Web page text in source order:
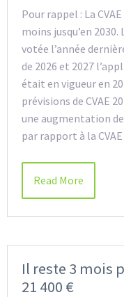
Pour rappel : La
moins jusqu’en
votée l’année
de 2026 et 2027
était en vigueur en
prévisions de CVAE
une augmentation de
par rapport à la
Read More
Il reste 3 mois
21 400 €